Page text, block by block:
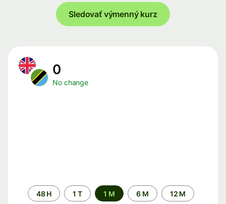
Sledovať výmenný kurz
0
No change
Time
period
48 H 1 T 1 M 6 M 12 M